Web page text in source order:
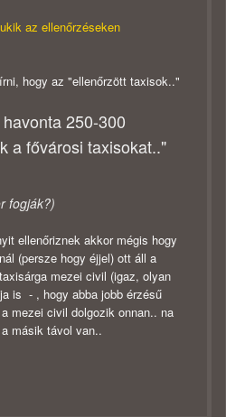
az ellenőrzéseken
hogy az "ellenőrzött taxisok.."
250-300
a fővárosi taxisokat.."
fogják?)
ellenőriznek akkor mégis hogy
(persze hogy éjjel) ott áll a
mezei civil (igaz, olyan
is - , hogy abba jobb érzésű
mezei civil dolgozik onnan.. na
másik távol van..